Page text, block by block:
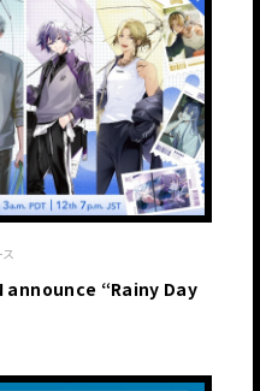
announce “Rainy Day